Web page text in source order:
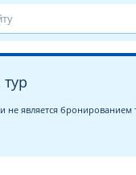
c Велл
– это
залива и тысячи
это сочные
жителей. Только
года, ведь
из одной
ждёт Вас!
вам об отеле
не является